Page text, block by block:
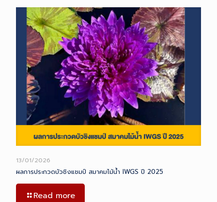
13/01/2026
ผลการประกวดบัวชิงแชมป์ สมาคมไม้น้ำ IWGS ปี 2025
Read more